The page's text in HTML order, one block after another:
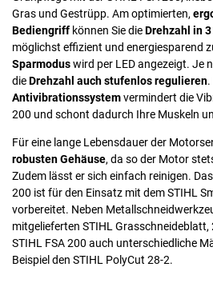
Gras und Gestrüpp. Am optimierten,
Bediengriff können Sie dieDrehzahl in
möglichst effizient und energiesparend
Sparmoduswird per LED angezeigt. Je
dieDrehzahl auch stufenlos regulieren.
Antivibrationssystemvermindert die
200 und schont dadurch Ihre Muskeln
Für eine lange Lebensdauer der
robusten Gehäuse, da so der Motor
Zudem lässt er sich einfach reinigen.
200 ist für den Einsatz mit dem STIHL
vorbereitet. Neben
mitgelieferten STIHL Grasschneideblatt,
STIHL FSA 200 auch unterschiedliche
Beispiel den STIHL PolyCut 28-2.